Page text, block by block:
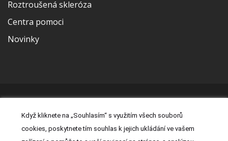
Roztroušená skleróza
Centra pomoci
Novinky
Právní prohlášení|Prohlášení o cookies|Nastavení cookies
Kontakt|Zásady zpracování osobních údajů
Když kliknete na „Souhlasím“ s využitím všech souborů
cookies, poskytnete tím souhlas k jejich ukládání ve vašem